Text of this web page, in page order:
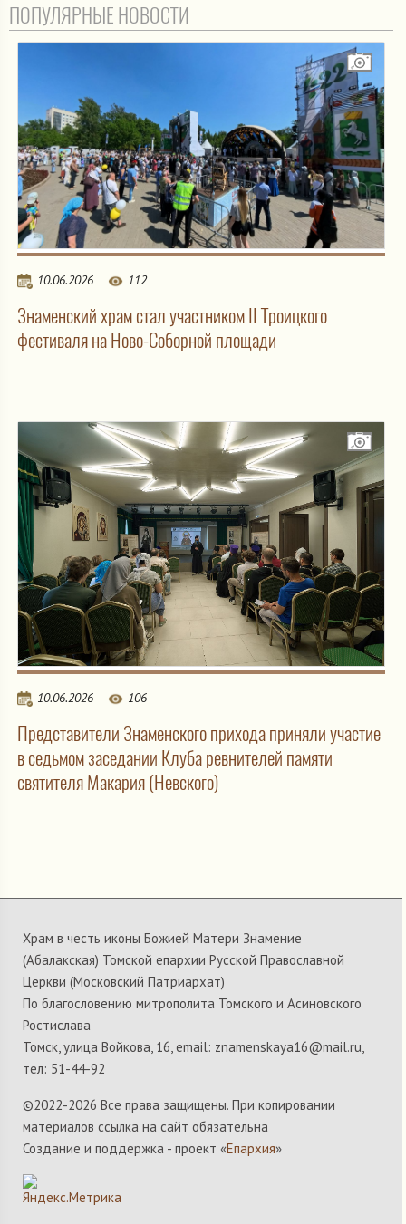
ПОПУЛЯРНЫЕ НОВОСТИ
10.06.2026 112
Знаменский храм стал участником II Троицкого
фестиваля на Ново-Соборной площади
10.06.2026 106
Представители Знаменского прихода приняли участие
в седьмом заседании Клуба ревнителей памяти
святителя Макария (Невского)
Храм в честь иконы Божией Матери Знамение
(Абалакская) Томской епархии Русской Православной
Церкви (Московский Патриархат)
По благословению митрополита Томского и Асиновского
Ростислава
Томск, улица Войкова, 16, email: znamenskaya16@mail.ru,
тел: 51-44-92
©2022-2026 Все права защищены. При копировании
материалов ссылка на сайт обязательна
Создание и поддержка - проект «Епархия»